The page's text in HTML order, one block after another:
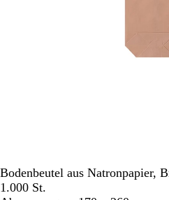
Bodenbeutel aus Natronpapier,
1.000 St.